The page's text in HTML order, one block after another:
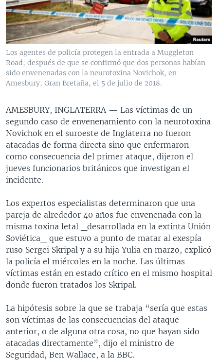
VENEZUELA
BRASIL
NICARAGUA
ECONOMÍA
ENTRETENIMIENTO Y CULTURA
TECNOLOGÍA
DEPORTES
CIENCIA Y SALUD
MULTIMEDIA
VIDEOS
FOTOGRAFÍA
AUDIOS
PROGRAMAS TV
EL MUNDO AL DÍA
FORO INTERAMERICANO
VISIÓN 360
PANORAMA
RADIO
AVANCE INFORMATIVO
AUDIONOTICIAS
ESTADOS UNIDOS AL DÍA
EL MUNDO AL DÍA [RADIO]
FORO [RADIO]
DEPORTIVO INTERNACIONAL
NOTA ECONÓMICA
ENTRETENIMIENTO
DIRECT
DOCUMENTALES DE LA VOA
SÍGANOS
Idiomas
Los agentes de policía protegen la entrada a Muggleton
Road, después de que se confirmó que dos personas habían
sido envenenadas con la neurotoxina Novichok, en
Amesbury, Gran Bretaña, el 5 de julio de 2018.
AMESBURY, INGLATERRA — Las víctimas de un
segundo caso de envenenamiento con la neurotoxina
Novichok en el suroeste de Inglaterra no fueron
atacadas de forma directa sino que enfermaron
como consecuencia del primer ataque, dijeron el
jueves funcionarios británicos que investigan el
incidente.
Los expertos especialistas determinaron que una
pareja de alrededor 40 años fue envenenada con la
misma toxina letal _desarrollada en la extinta Unión
Soviética_ que estuvo a punto de matar al exespía
ruso Sergei Skripal y a su hija Yulia en marzo, explicó
la policía el miércoles en la noche. Las últimas
víctimas están en estado crítico en el mismo hospital
donde fueron tratados los Skripal.
La hipótesis sobre la que se trabaja “sería que estas
son víctimas de las consecuencias del ataque
anterior, o de alguna otra cosa, no que hayan sido
atacadas directamente”, dijo el ministro de
Seguridad, Ben Wallace, a la BBC.